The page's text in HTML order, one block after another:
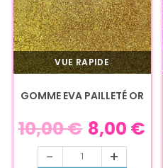
VUE RAPIDE
GOMME EVA PAILLETÉ OR
10,00€ 8,00 €
- +